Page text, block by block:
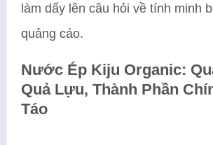
làm dấy lên câu hỏi về tính minh
quảng cáo.
Nước Ép Kiju Organic:
Quả Lựu, Thành Phần
Táo